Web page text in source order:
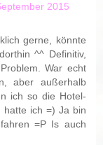
2015
gerne, könnte
^^ Definitiv,
War echt
aber außerhalb
ich so die Hotel-
hatte ich =) Ja bin
=P Is auch